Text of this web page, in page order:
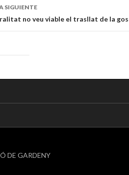
SIGUIENTE
no veu viable el trasllat de la
DE GARDENY